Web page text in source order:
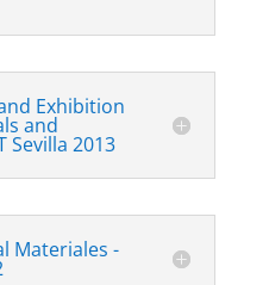
Exhibition
and
Sevilla 2013
Materiales -